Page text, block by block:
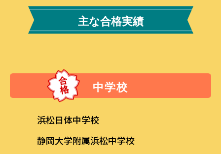
主な合格実績
中学校
浜松日体中学校
静岡大学附属浜松中学校